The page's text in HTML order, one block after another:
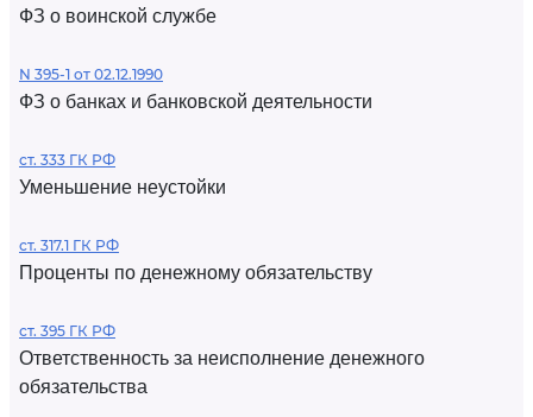
ФЗ о воинской службе
N 395-1 от 02.12.1990
ФЗ о банках и банковской деятельности
ст. 333 ГК РФ
Уменьшение неустойки
ст. 317.1 ГК РФ
Проценты по денежному обязательству
ст. 395 ГК РФ
Ответственность за неисполнение денежного
обязательства